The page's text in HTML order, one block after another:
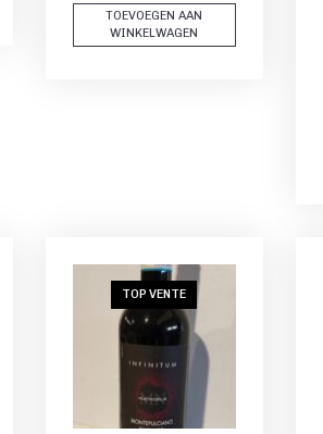
TOEVOEGEN AAN
WINKELWAGEN
TOP VENTE